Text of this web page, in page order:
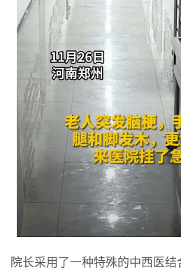
院长采用了一种特殊的中西医